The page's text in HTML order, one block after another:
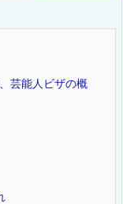
芸能人ビザの概